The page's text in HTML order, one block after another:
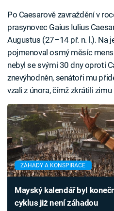
Po Caesarově zavraždění v
prasynovec Gaius Iulius
Augustus (27–14 př. n. l.). Na
pojmenoval osmý měsíc
nebyl se svými 30 dny oproti
znevýhodněn, senátoři mu
vzali z února, čímž zkrátili
ZÁHADY A KONSPIRACE
Mayský kalendář byl
cyklus již není záhadou